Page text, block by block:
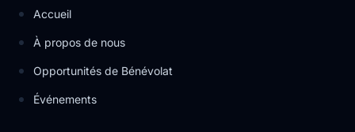
Accueil
À propos de nous
Opportunités de Bénévolat
Événements